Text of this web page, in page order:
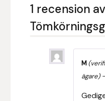
1 recension av
M
ägare)
HRÍMNIR
Iceland Pet